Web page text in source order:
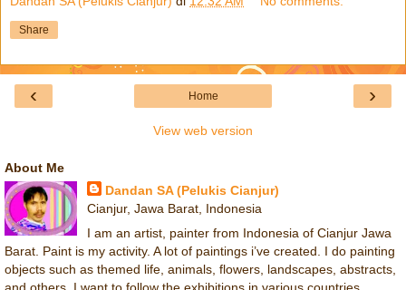
Share
‹ ›
Home
View web version
About Me
Dandan SA (Pelukis Cianjur)
Cianjur, Jawa Barat, Indonesia
I am an artist, painter from Indonesia of Cianjur Jawa
Barat. Paint is my activity. A lot of paintings i’ve created. I do painting
objects such as themed life, animals, flowers, landscapes, abstracts,